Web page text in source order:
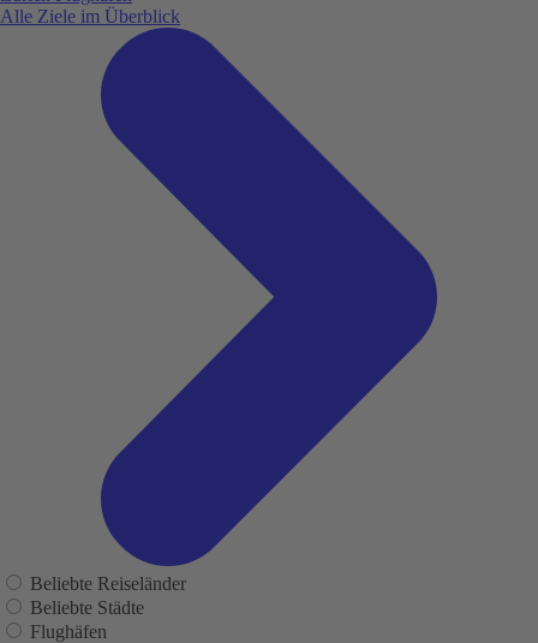
Alle Ziele im Überblick
Beliebte Reiseländer
Beliebte Städte
Flughäfen